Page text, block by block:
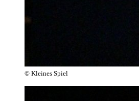
© Kleines Spiel